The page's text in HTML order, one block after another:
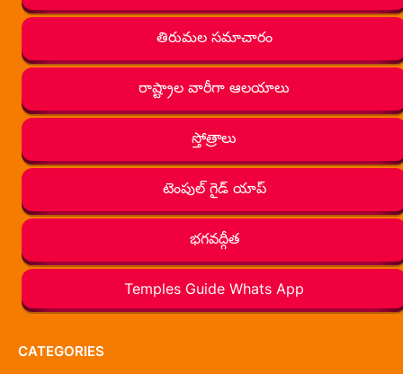
తిరుమల సమాచారం
రాష్ట్రాల వారీగా ఆలయాలు
స్తోత్రాలు
టెంపుల్ గైడ్ యాప్
భగవద్గీత
Temples Guide Whats App
CATEGORIES